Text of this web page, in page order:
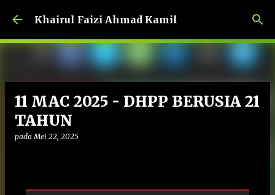
Langkau ke kandungan utama
Khairul Faizi Ahmad Kamil
11 MAC 2025 - DHPP BERUSIA 21
TAHUN
padaMei 22, 2025